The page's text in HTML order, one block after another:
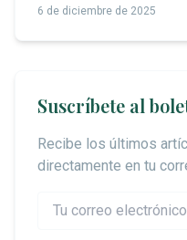
6 de diciembre de 2025
Suscríbete al
Recibe los últimos
directamente en tu